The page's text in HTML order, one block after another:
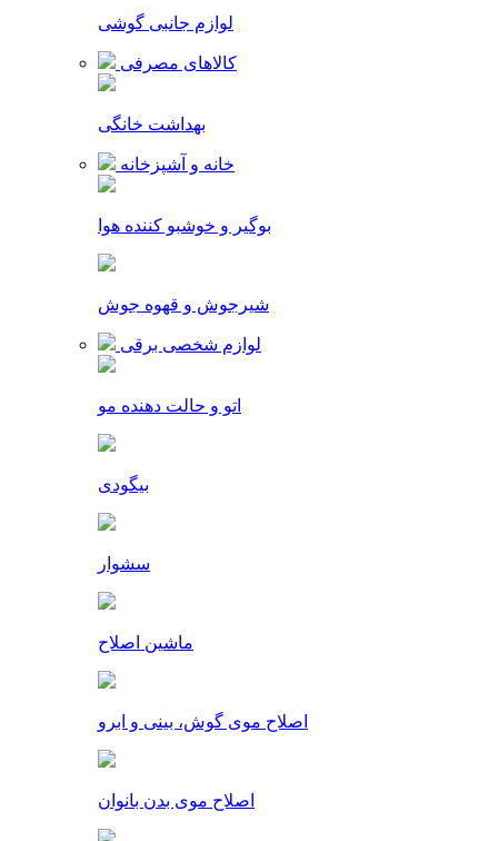
لوازم جانبی گوشی
کالاهای مصرفی
بهداشت خانگی
خانه و آشپزخانه
بوگیر و خوشبو کننده هوا
شیرجوش و قهوه جوش
لوازم شخصی برقی
اتو و حالت دهنده مو
بیگودی
سشوار
ماشین اصلاح
اصلاح موی گوش، بینی و ابرو
اصلاح موی بدن بانوان